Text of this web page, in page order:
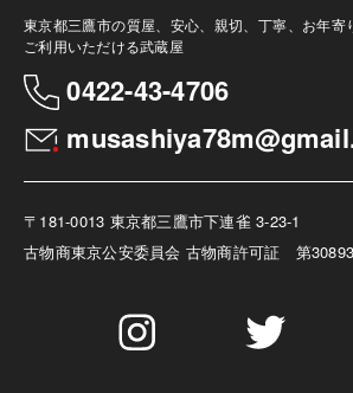
東京都三鷹市の質屋、安心、親切、丁寧、お年寄
ご利用いただける武蔵屋
0422-43-4706
〒181-0013 東京都三鷹市下連雀 3-23-1
古物商東京公安委員会 古物商許可証 第